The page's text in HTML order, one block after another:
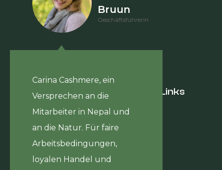
Carina Cashmere, ein
Versprechen an die
Mitarbeiter in Nepal und
an die Natur. Für faire
Arbeitsbedingungen,
loyalen Handel und
Bruun
Geschäftsführerin
Hilfreiche Links
Journal
Über uns
Kontakt